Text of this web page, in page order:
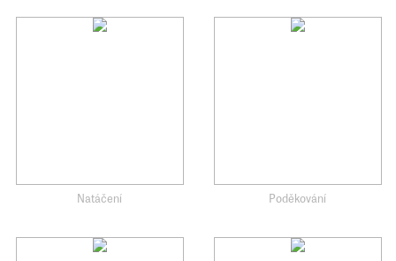
Natáčení Poděkování